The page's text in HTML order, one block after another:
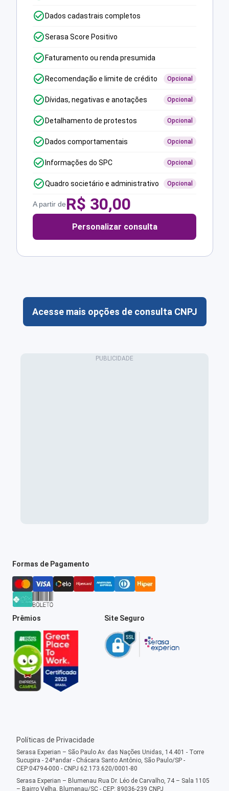
Dados cadastrais completos
Serasa Score Positivo
Faturamento ou renda presumida
Recomendação e limite de crédito Opcional
Dívidas, negativas e anotações Opcional
Detalhamento de protestos Opcional
Dados comportamentais Opcional
Informações do SPC Opcional
Quadro societário e administrativo Opcional
A partir deR$ 30,00
Personalizar consulta
Acesse mais opções de consulta CNPJ
Formas de Pagamento
Prêmios Site Seguro
Políticas de Privacidade
Serasa Experian – São Paulo Av. das Nações Unidas, 14.401 - Torre
Sucupira - 24ºandar - Chácara Santo Antônio, São Paulo/SP -
CEP:04794-000 - CNPJ 62.173.620/0001-80
Serasa Experian – Blumenau Rua Dr. Léo de Carvalho, 74 – Sala 1105
– Bairro Velha, Blumenau/SC - CEP: 89036-239 CNPJ